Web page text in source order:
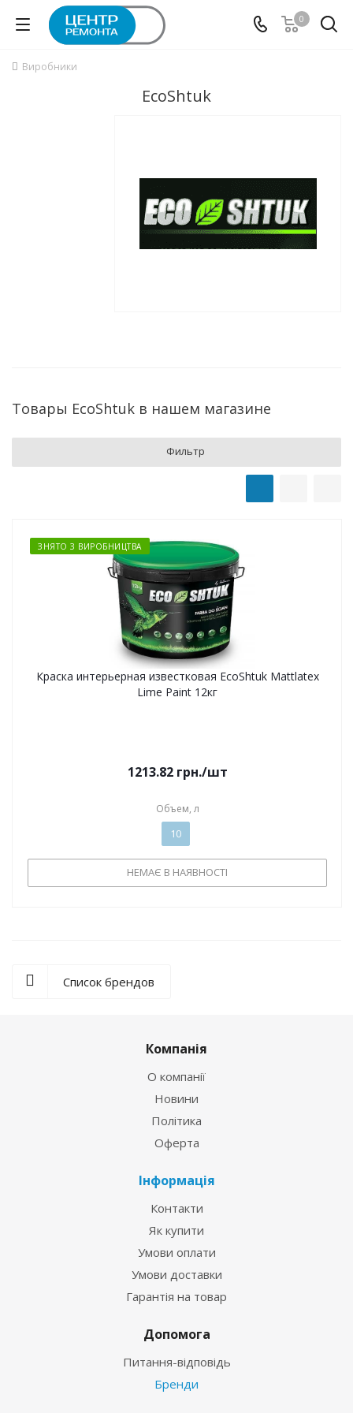
0
Виробники
EcoShtuk
Товары EcoShtuk в нашем магазине
Фильтр
ЗНЯТО З ВИРОБНИЦТВА
Краска интерьерная известковая EcoShtuk Mattlatex
Lime Paint 12кг
1213.82грн./шт
Объем, л
10
НЕМАЄ В НАЯВНОСТІ
Список брендов
Компанія
О компанії
Новини
Політика
Оферта
Інформація
Контакти
Як купити
Умови оплати
Умови доставки
Гарантія на товар
Допомога
Питання-відповідь
Бренди